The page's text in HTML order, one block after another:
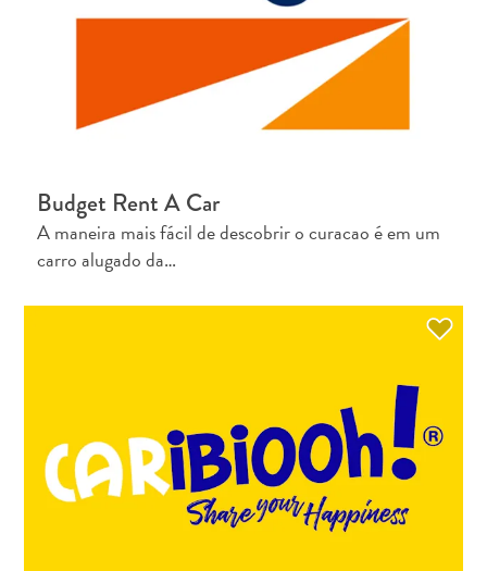
Budget Rent A Car
A maneira mais fácil de descobrir o curacao é em um
carro alugado da…